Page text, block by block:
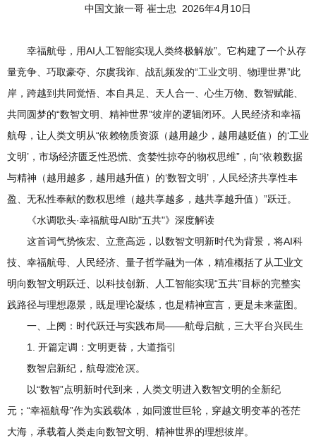
中国文旅一哥 崔士忠 2026年4月10日
幸福航母，用AI人工智能实现人类终极解放”。它构建了一个从存
量竞争、巧取豪夺、尔虞我诈、战乱频发的“工业文明、物理世界”此
岸，跨越到共同觉悟、本自具足、天人合一、心生万物、数智赋能、
共同圆梦的“数智文明、精神世界”彼岸的逻辑闭环。人民经济和幸福
航母，让人类文明从“依赖物质资源（越用越少，越用越贬值）的‘工业
文明’，市场经济匮乏性恐慌、贪婪性掠夺的物权思维”，向“依赖数据
与精神（越用越多，越用越升值）的‘数智文明’，人民经济共享性丰
盈、无私性奉献的数权思维（越共享越多，越共享越升值）”跃迁。
《水调歌头·幸福航母AI助"五共"》深度解读
这首词气势恢宏、立意高远，以数智文明新时代为背景，将AI科
技、幸福航母、人民经济、量子哲学融为一体，精准概括了从工业文
明向数智文明跃迁、以科技创新、人工智能实现“五共”目标的完整实
践路径与理想愿景，既是理论凝练，也是精神宣言，更是未来蓝图。
一、上阕：时代跃迁与实践布局——航母启航，三大平台兴民生
1. 开篇定调：文明更替，大道指引
数智启新纪，航母渡沧溟。
以“数智”点明新时代到来，人类文明进入数智文明的全新纪
元；“幸福航母”作为实践载体，如同渡世巨轮，穿越文明变革的苍茫
大海，承载着人类走向数智文明、精神世界的理想彼岸。